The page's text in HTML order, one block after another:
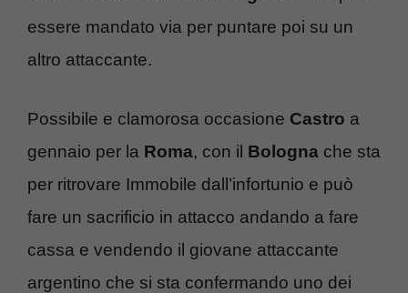
essere mandato via per puntare poi su un
altro attaccante.
Possibile e clamorosa occasione Castro a
gennaio per la Roma, con il Bologna che sta
per ritrovare Immobile dall’infortunio e può
fare un sacrificio in attacco andando a fare
cassa e vendendo il giovane attaccante
argentino che si sta confermando uno dei